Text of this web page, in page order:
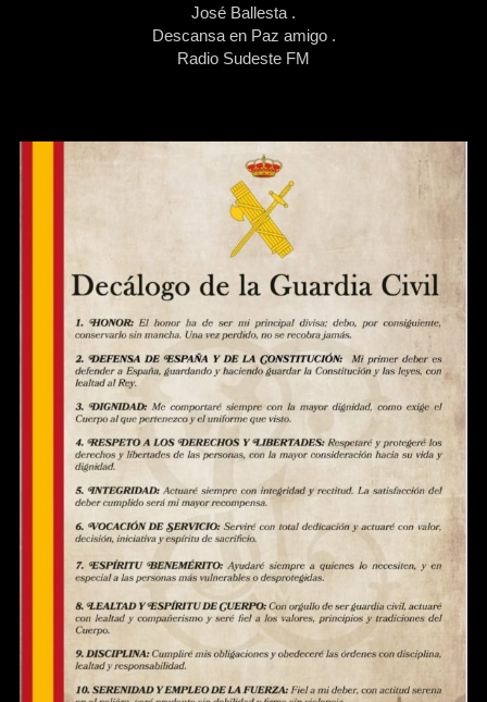
José Ballesta .
Descansa en Paz amigo .
Radio Sudeste FM